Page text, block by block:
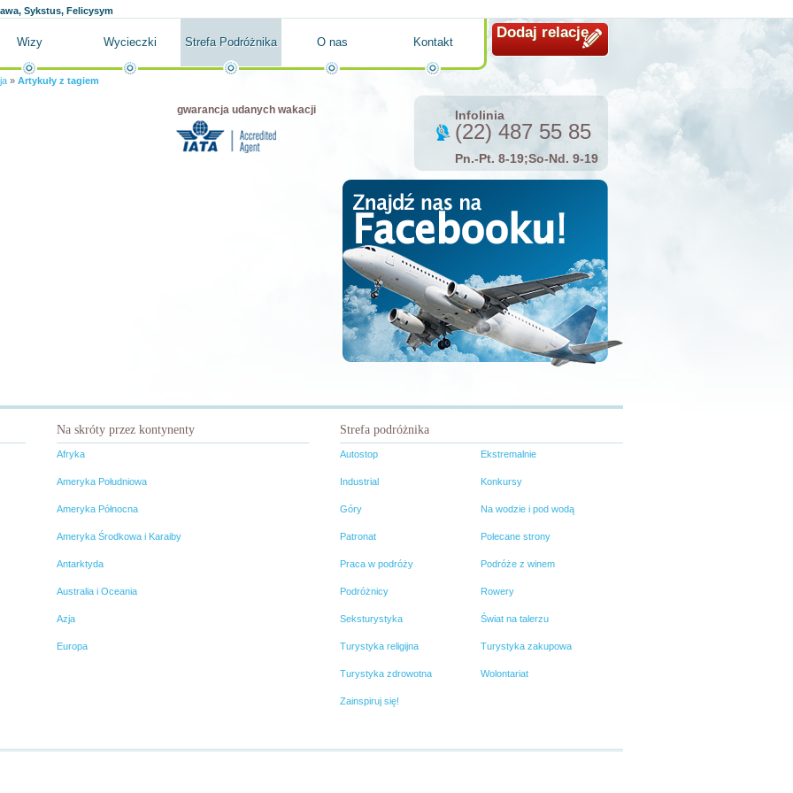
Sykstus, Felicysym
Dodaj relację
Wizy Wycieczki Strefa Podróżnika O nas Kontakt
» Artykuły z tagiem
gwarancja udanych wakacji Infolinia
(22) 487 55 85
Pn.-Pt. 8-19;So-Nd. 9-19
Na skróty przez kontynenty
Afryka
Ameryka Południowa
Ameryka Północna
Ameryka Środkowa i Karaiby
Antarktyda
Australia i Oceania
Azja
Europa
Strefa podróżnika
Autostop Ekstremalnie
Industrial Konkursy
Góry Na wodzie i pod wodą
Patronat Polecane strony
Praca w podróży Podróże z winem
Podróżnicy Rowery
Seksturystyka Świat na talerzu
Turystyka religijna Turystyka zakupowa
Turystyka zdrowotna Wolontariat
Zainspiruj się!